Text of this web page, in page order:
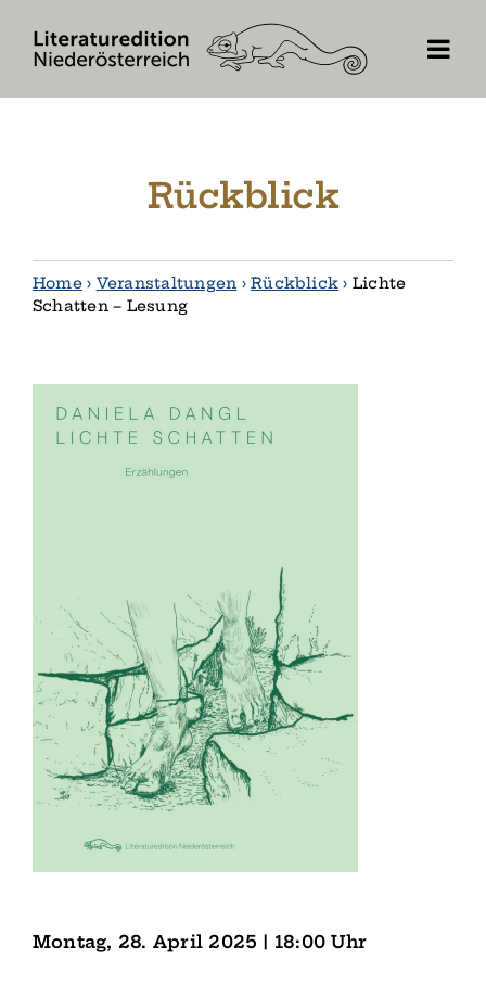
content
Rückblick
Home› Veranstaltungen ›Rückblick › Lichte
Schatten – Lesung
Montag, 28. April 2025 | 18:00 Uhr